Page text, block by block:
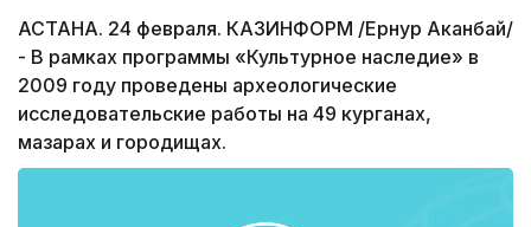
АСТАНА. 24 февраля. КАЗИНФОРМ /Ернур Аканбай/
- В рамках программы «Культурное наследие» в
2009 году проведены археологические
исследовательские работы на 49 курганах,
мазарах и городищах.